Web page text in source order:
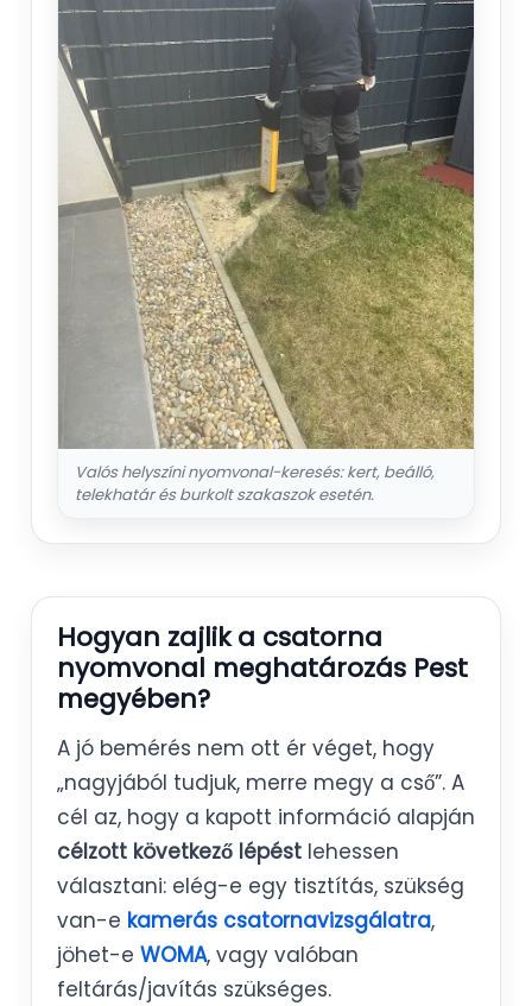
Valós helyszíni nyomvonal-keresés: kert, beálló,
telekhatár és burkolt szakaszok esetén.
Hogyan zajlik a csatorna
nyomvonal meghatározás Pest
megyében?
A jó bemérés nem ott ér véget, hogy
„nagyjából tudjuk, merre megy a cső”. A
cél az, hogy a kapott információ alapján
célzott következő lépéstlehessen
választani: elég-e egy tisztítás, szükség
van-e kamerás csatornavizsgálatra,
jöhet-e WOMA, vagy valóban
feltárás/javítás szükséges.